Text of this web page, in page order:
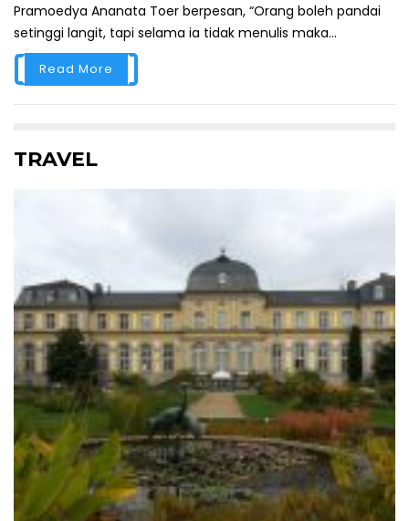
Pramoedya Ananata Toer berpesan, “Orang boleh pandai
setinggi langit, tapi selama ia tidak menulis maka...
Read More
TRAVEL